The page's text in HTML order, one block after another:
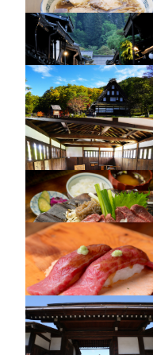
古い町並（夜）1
飛騨の里8
高山陣屋11
朴葉みそ1
飛騨牛4
高山陣屋6